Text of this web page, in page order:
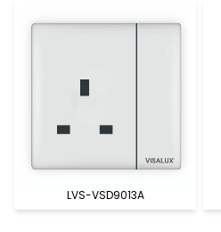
LVS-VSD9013A